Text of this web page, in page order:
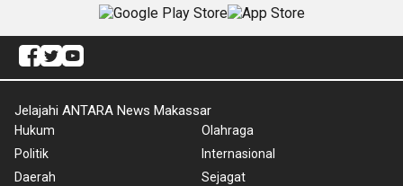
Jelajahi ANTARA News Makassar
Hukum
Politik
Daerah
Olahraga
Internasional
Sejagat